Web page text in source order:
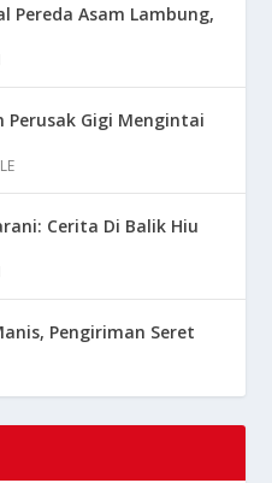
Pereda Asam Lambung,
Perusak Gigi Mengintai
Cerita Di Balik Hiu
Pengiriman Seret